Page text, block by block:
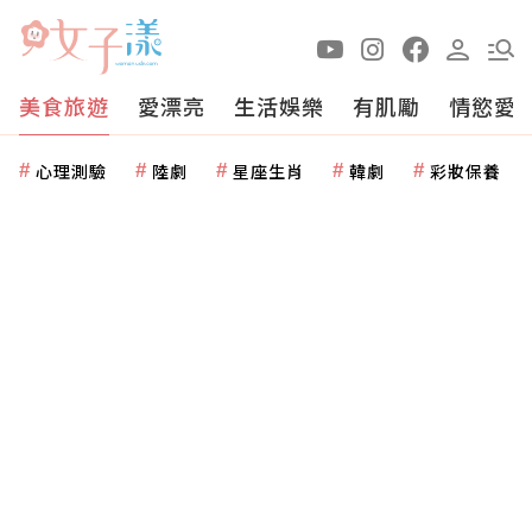
美食旅遊 愛漂亮 生活娛樂 有肌勵 情慾愛
心理測驗 陸劇 星座生肖 韓劇 彩妝保養